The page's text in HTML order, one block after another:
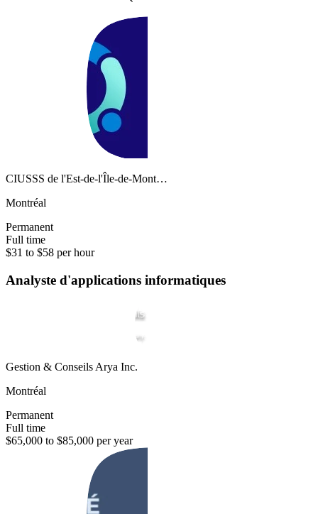
CIUSSS de l'Est-de-l'Île-de-Mont…
Montréal
Permanent
Full time
$31 to $58 per hour
Analyste d'applications informatiques
Gestion & Conseils Arya Inc.
Montréal
Permanent
Full time
$65,000 to $85,000 per year